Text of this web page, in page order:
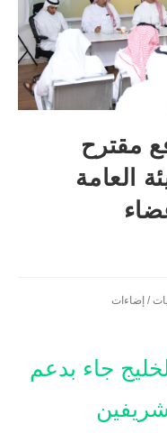
مقترح
العامة
/ إضاءات
جاء بدعم